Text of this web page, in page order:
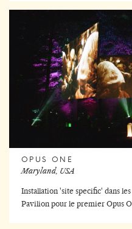
OPUS ONE
Maryland, USA
Installation 'site specific' dans
Pavilion pour le premier Opus